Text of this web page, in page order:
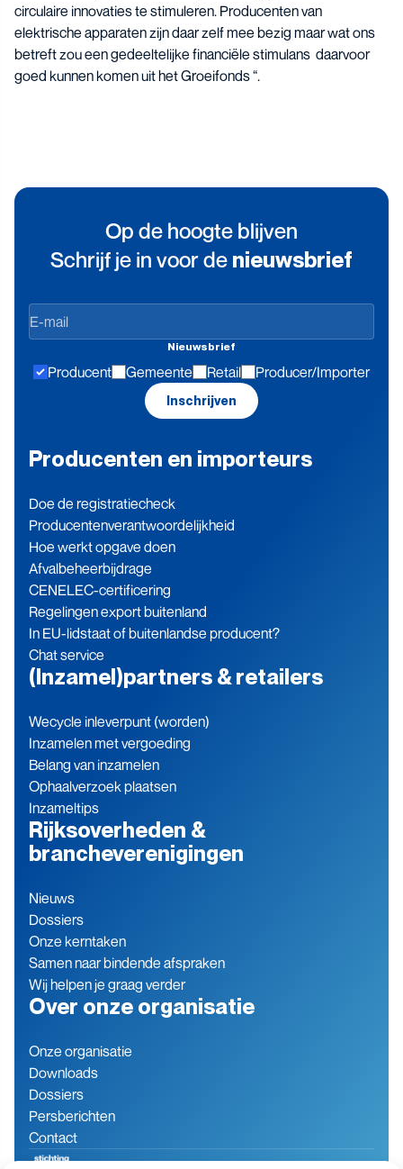
circulaire innovaties te stimuleren. Producenten van
elektrische apparaten zijn daar zelf mee bezig maar wat ons
betreft zou een gedeeltelijke financiële stimulans daarvoor
goed kunnen komen uit het Groeifonds “.
Op de hoogte blijven
Schrijf je in voor de nieuwsbrief
Op
de
blijven
Nieuwsbrief
Producent Gemeente Retail Producer/Importer
Inschrijven
Producenten en importeurs
Doe de registratiecheck
Producenten­verantwoordelijkheid
Hoe werkt opgave doen
Afvalbeheerbijdrage
CENELEC-certificering
Regelingen export buitenland
In EU-lidstaat of buitenlandse producent?
Chat service
(Inzamel)partners & retailers
Wecycle inleverpunt (worden)
Inzamelen met vergoeding
Belang van inzamelen
Ophaalverzoek plaatsen
Inzameltips
Rijksoverheden &
brancheverenigingen
Nieuws
Dossiers
Onze kerntaken
Samen naar bindende afspraken
Wij helpen je graag verder
Over onze organisatie
Onze organisatie
Downloads
Dossiers
Persberichten
Contact